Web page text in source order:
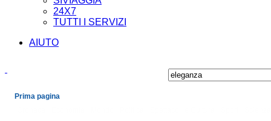
24X7
TUTTI I SERVIZI
AIUTO
Prima pagina